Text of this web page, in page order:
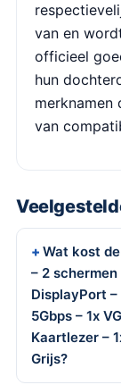
van en
officieel
hun
merknamen
van
Wat kost
– 2 schermen
DisplayPort –
5Gbps – 1x
Kaartlezer –
Grijs?